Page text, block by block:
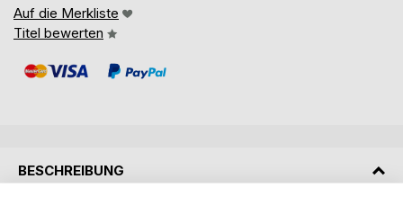
Auf die Merkliste
Titel bewerten
BESCHREIBUNG